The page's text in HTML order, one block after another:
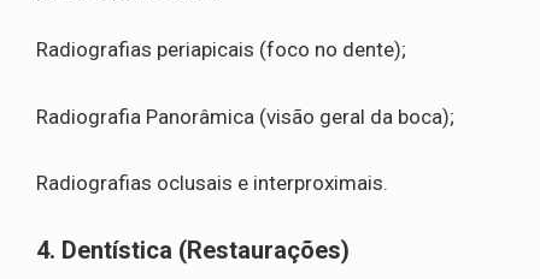
Radiografias periapicais (foco no dente);
Radiografia Panorâmica (visão geral da boca);
Radiografias oclusais e interproximais.
4. Dentística (Restaurações)